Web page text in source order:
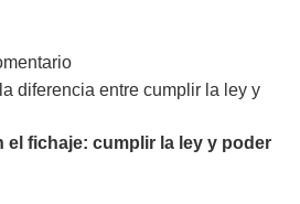
el fichaje: cumplir la ley y poder